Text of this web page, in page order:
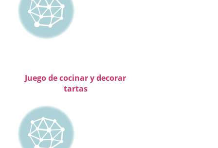
Juego de cocinar y decorar
tartas